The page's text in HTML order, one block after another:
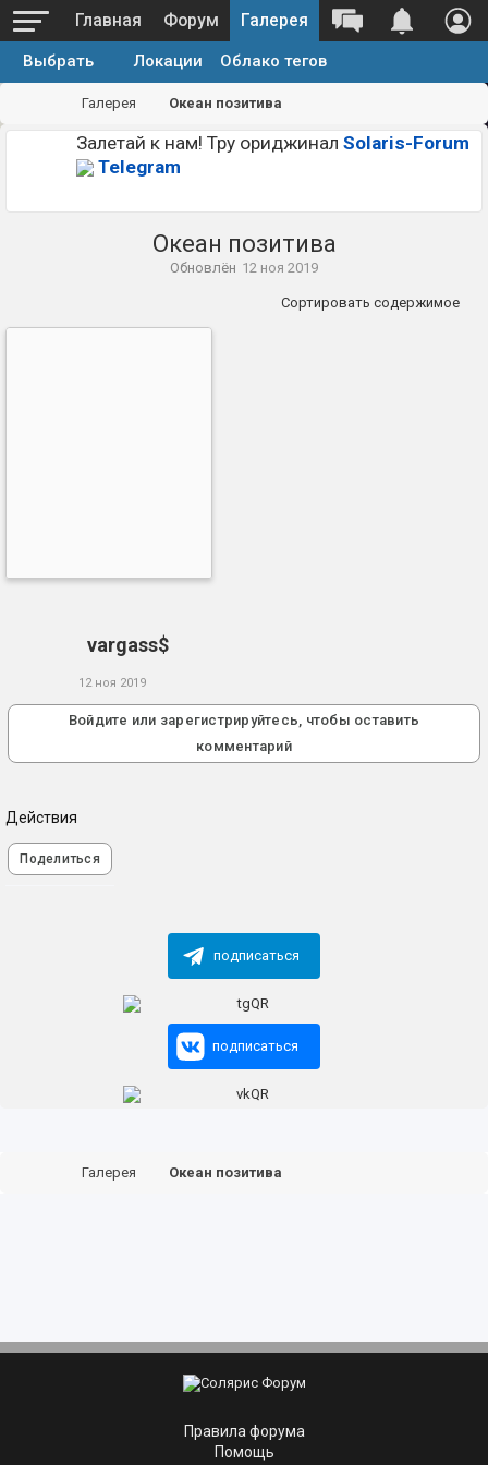
Главная Форум Галерея
Выбрать Локации Облако тегов
Галерея Океан позитива
Залетай к нам! Тру ориджинал Solaris-Forum
Telegram
Океан позитива
Обновлён 12 ноя 2019
Сортировать содержимое
vargass$
12 ноя 2019
Войдите или зарегистрируйтесь, чтобы оставить
комментарий
Действия
Поделиться
подписаться
подписаться
Галерея Океан позитива
Правила форума
Помощь